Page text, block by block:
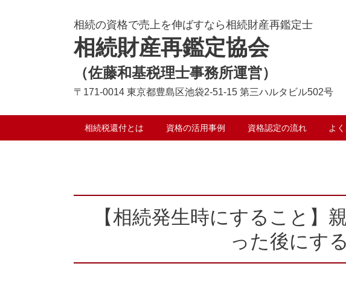
相続の資格で売上を伸ばすなら相続財産再鑑定士
相続財産再鑑定協会
（佐藤和基税理士事務所運営）
〒171-0014 東京都豊島区池袋2-51-15 第三ハルタビル502号
相続税還付とは 資格の活用事例 資格認定の流れ よ
【相続発生時にすること】
った後にす